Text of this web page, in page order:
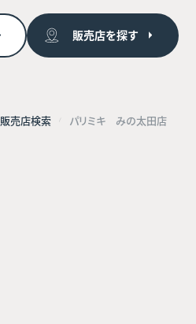
販売店を探す
販売店検索 パリミキ みの太田店